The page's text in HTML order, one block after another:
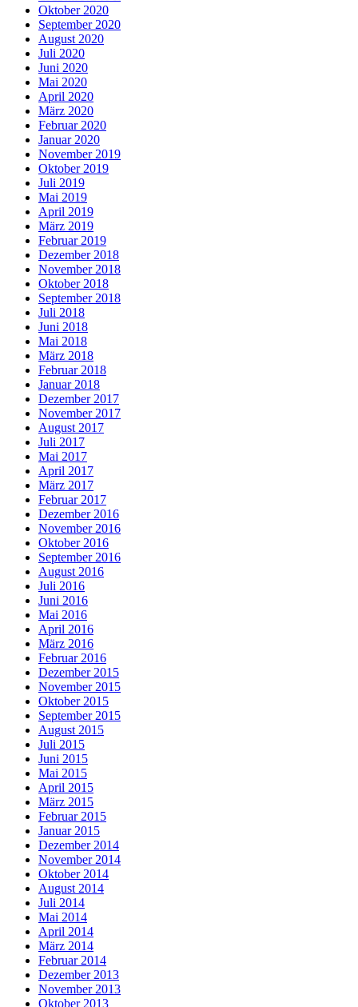
Oktober 2020
September 2020
August 2020
Juli 2020
Juni 2020
Mai 2020
April 2020
März 2020
Februar 2020
Januar 2020
November 2019
Oktober 2019
Juli 2019
Mai 2019
April 2019
März 2019
Februar 2019
Dezember 2018
November 2018
Oktober 2018
September 2018
Juli 2018
Juni 2018
Mai 2018
März 2018
Februar 2018
Januar 2018
Dezember 2017
November 2017
August 2017
Juli 2017
Mai 2017
April 2017
März 2017
Februar 2017
Dezember 2016
November 2016
Oktober 2016
September 2016
August 2016
Juli 2016
Juni 2016
Mai 2016
April 2016
März 2016
Februar 2016
Dezember 2015
November 2015
Oktober 2015
September 2015
August 2015
Juli 2015
Juni 2015
Mai 2015
April 2015
März 2015
Februar 2015
Januar 2015
Dezember 2014
November 2014
Oktober 2014
August 2014
Juli 2014
Mai 2014
April 2014
März 2014
Februar 2014
Dezember 2013
November 2013
Oktober 2013